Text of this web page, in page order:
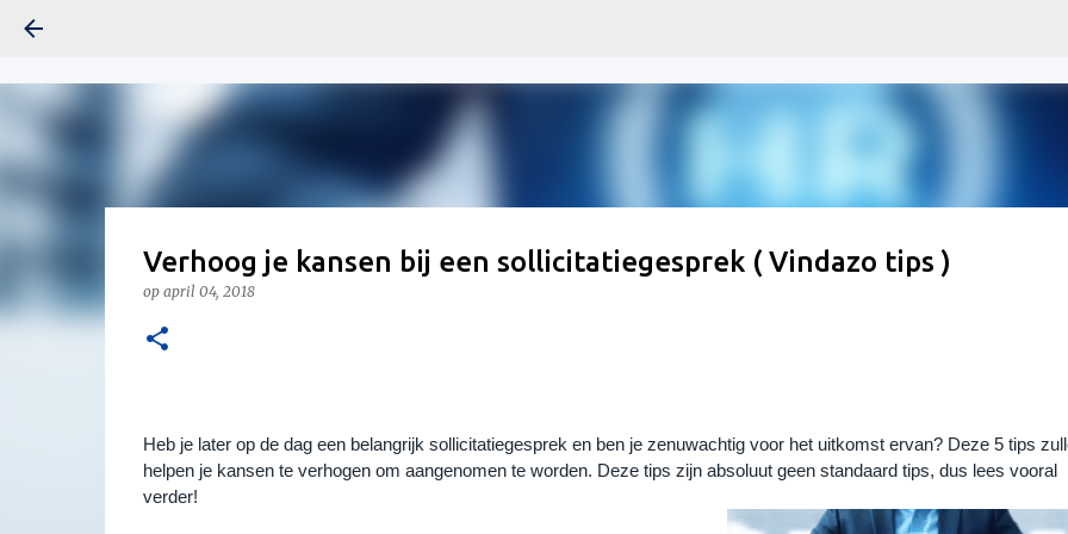
Verhoog je kansen bij een sollicitatiegesprek ( Vindazo tips )
op april 04, 2018
Heb je later op de dag een belangrijk sollicitatiegesprek en ben je zenuwachtig voor het uitkomst ervan? Deze 5 tips
helpen je kansen te verhogen om aangenomen te worden. Deze tips zijn absoluut geen standaard tips, dus lees vooral
verder!